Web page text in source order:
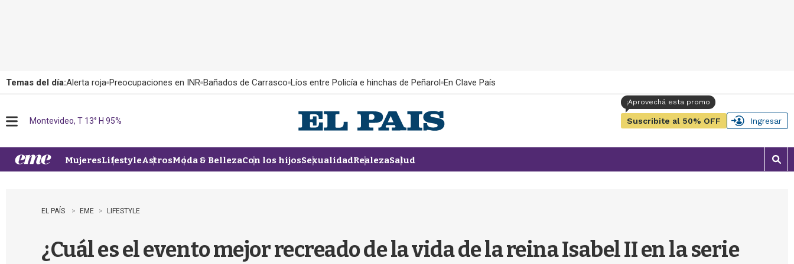
Temas del día:Alerta roja Preocupaciones en INR Bañados de Carrasco Líos entre Policía e hinchas de Peñarol En Clave País
u
Montevideo, T 13° H 95% Suscribite al 50% OFF Ingresar
MujeresLifestyleAstrosModa & BellezaCon los hijosSexualidadRealezaSalud
M
o
EL PAÍS EME LIFESTYLE
¿Cuál es el evento mejor recreado de la vida de la reina Isabel II en la serie